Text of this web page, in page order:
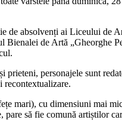
de absolvenți ai Liceului de
de Artă „Gheorghe
personajele sunt
recontextualizare.
mari), cu dimensiuni mai
să fie comună artiștilor